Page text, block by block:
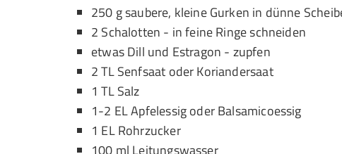
250 g saubere, kleine Gurken in dünne
2 Schalotten - in feine Ringe schneiden
etwas Dill und Estragon - zupfen
2 TL Senfsaat oder Koriandersaat
1 TL Salz
1-2 EL Apfelessig oder Balsamicoessig
1 EL Rohrzucker
100 ml Leitungswasser